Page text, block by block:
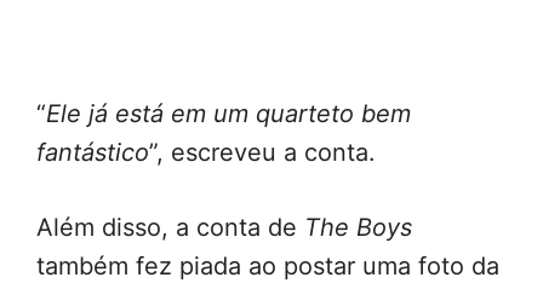
“Ele já está em um quarteto bem
fantástico”, escreveu a conta.
Além disso, a conta de The Boys
também fez piada ao postar uma foto da